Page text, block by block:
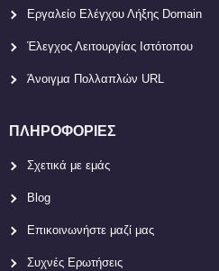
Εργαλείο Ελέγχου Λήξης Domain
Έλεγχος Λειτουργίας Ιστότοπου
Άνοιγμα Πολλαπλών URL
ΠΛΗΡΟΦΟΡΊΕΣ
Σχετικά με εμάς
Blog
Επικοινωνήστε μαζί μας
Συχνές Ερωτήσεις